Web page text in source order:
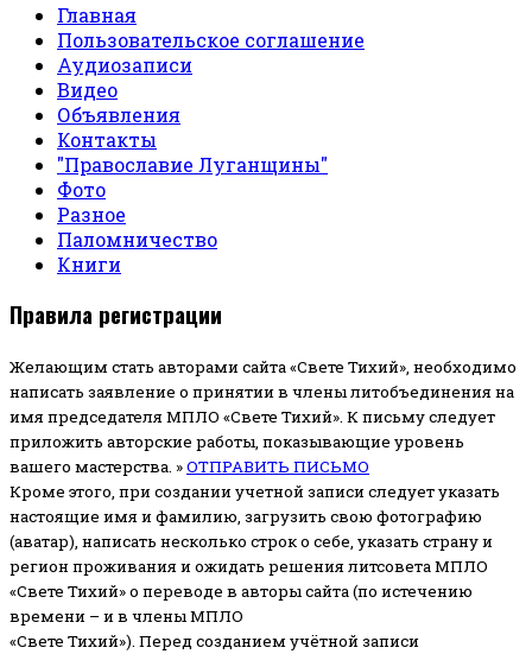
Главная
Пользовательское соглашение
Аудиозаписи
Видео
Объявления
Контакты
"Православие Луганщины"
Фото
Разное
Паломничество
Книги
Правила регистрации
Желающим стать авторами сайта «Свете Тихий», необходимо
написать заявление о принятии в члены литобъединения на
имя председателя МПЛО «Свете Тихий». К письму следует
приложить авторские работы, показывающие уровень
вашего мастерства. »ОТПРАВИТЬ ПИСЬМО
Кроме этого, при создании учетной записи следует указать
настоящие имя и фамилию, загрузить свою фотографию
(аватар), написать несколько строк о себе, указать страну и
регион проживания и ожидать решения литсовета МПЛО
«Свете Тихий» о переводе в авторы сайта (по истечению
времени – и в члены МПЛО
«Свете Тихий»). Перед созданием учётной записи